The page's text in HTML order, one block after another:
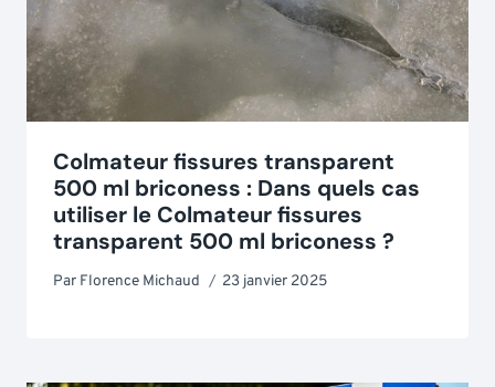
Colmateur fissures transparent
500 ml briconess : Dans quels cas
utiliser le Colmateur fissures
transparent 500 ml briconess ?
Par Florence Michaud 23 janvier 2025